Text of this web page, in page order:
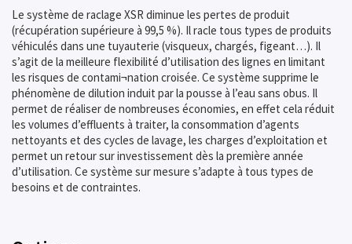
Le système de raclage XSR diminue les pertes de produit
(récupération supérieure à 99,5 %). Il racle tous types de produits
véhiculés dans une tuyauterie (visqueux, chargés, figeant…). Il
s’agit de la meilleure flexibilité d’utilisation des lignes en limitant
les risques de contami¬nation croisée. Ce système supprime le
phénomène de dilution induit par la pousse à l’eau sans obus. Il
permet de réaliser de nombreuses économies, en effet cela réduit
les volumes d’effluents à traiter, la consommation d’agents
nettoyants et des cycles de lavage, les charges d’exploitation et
permet un retour sur investissement dès la première année
d’utilisation. Ce système sur mesure s’adapte à tous types de
besoins et de contraintes.